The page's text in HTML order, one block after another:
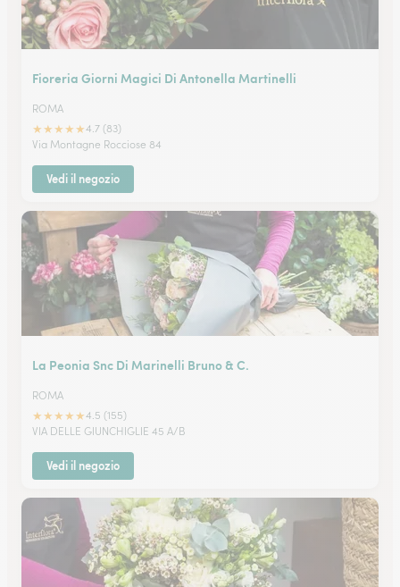
Fioreria Giorni Magici Di Antonella Martinelli
ROMA
★★★★★4.7 (83)
Via Montagne Rocciose 84
Vedi il negozio
La Peonia Snc Di Marinelli Bruno & C.
ROMA
★★★★★4.5 (155)
VIA DELLE GIUNCHIGLIE 45 A/B
Vedi il negozio